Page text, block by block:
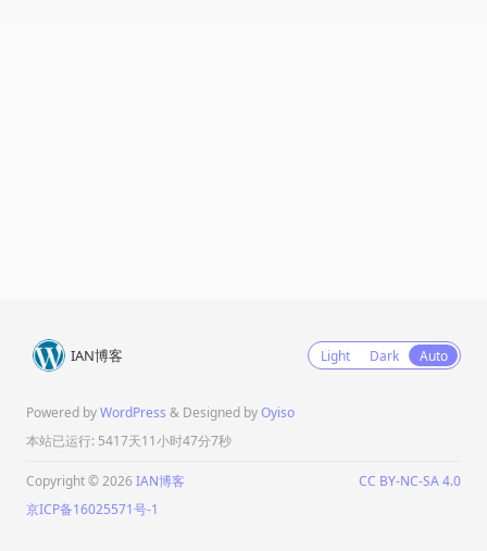
IAN博客 Light Dark Auto
Powered byWordPress & Designed byOyiso
本站已运行: 5417天11小时47分7秒
Copyright © 2026 IAN博客
CC BY-NC-SA 4.0
京ICP备16025571号-1